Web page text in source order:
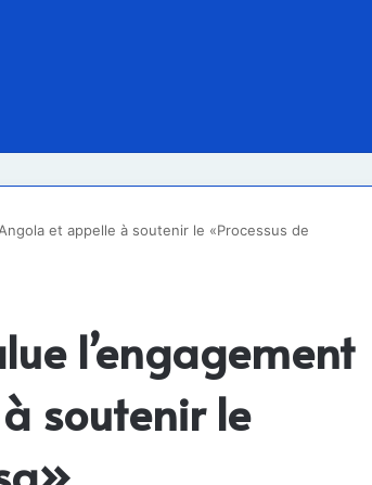
et appelle à soutenir le «Processus de
l’engagement
soutenir le